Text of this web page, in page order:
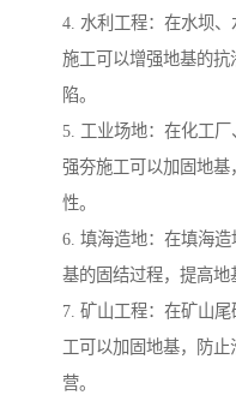
4. 水利工程：在水坝
施工可以增强地基的
陷。
5. 工业场地：在化工厂
强夯施工可以加固地
性。
6. 填海造地：在填海
基的固结过程，提高地
7. 矿山工程：在矿山
工可以加固地基，防
营。